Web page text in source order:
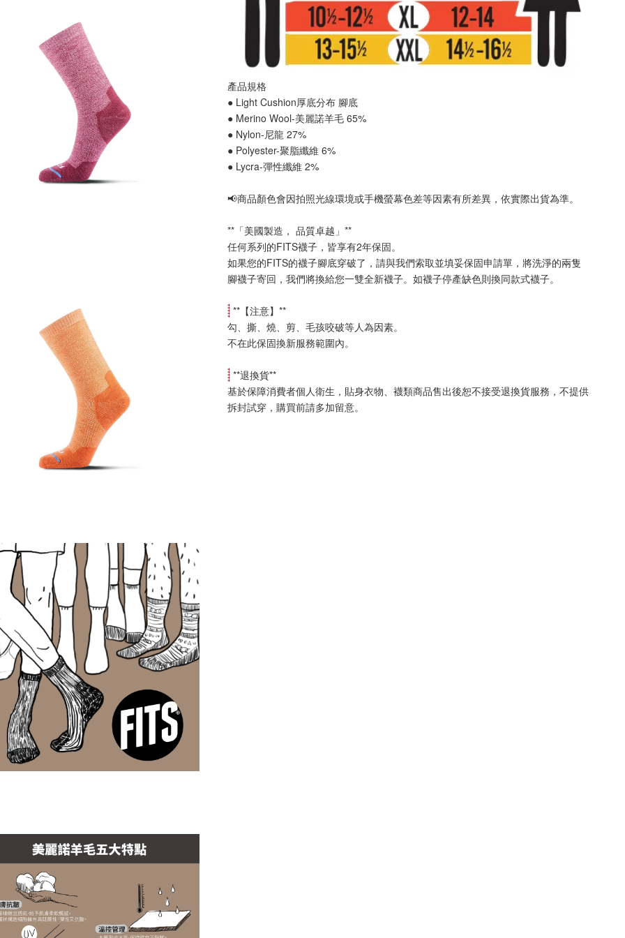
產品規格
● Light Cushion厚底分布 腳底
● Merino Wool-美麗諾羊毛 65%
● Nylon-尼龍 27%
● Polyester-聚脂纖維 6%
● Lycra-彈性纖維 2%
📢商品顏色會因拍照光線環境或手機螢幕色差等因素有所差異，依實際出貨為準。
**「美國製造， 品質卓越」**
任何系列的FITS襪子，皆享有2年保固。
如果您的FITS的襪子腳底穿破了，請與我們索取並填妥保固申請單，將洗淨的兩隻
腳襪子寄回，我們將換給您一雙全新襪子。如襪子停產缺色則換同款式襪子。
**【注意】**
勾、撕、燒、剪、毛孩咬破等人為因素。
不在此保固換新服務範圍內。
**退換貨**
基於保障消費者個人衛生，貼身衣物、襪類商品售出後恕不接受退換貨服務，不提供
拆封試穿，購買前請多加留意。